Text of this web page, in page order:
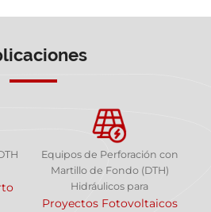
Equipos de Perforación con
Martillo de Fondo (DTH)
Hidráulicos para
Proyectos Fotovoltaicos